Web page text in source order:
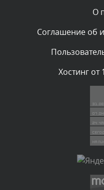
Комментарий
администратором.
Комментарий
Текст комментария
Комментарий
Текст комментария
администратором.
О
Соглашение об
Хостинг от